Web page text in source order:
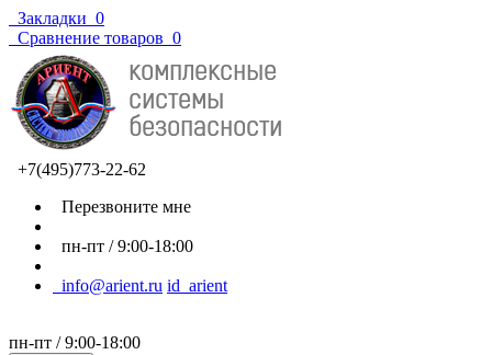
Закладки 0
Сравнение товаров 0
+7(495)773-22-62
Перезвоните мне
пн-пт / 9:00-18:00
info@arient.ru id_arient
пн-пт / 9:00-18:00